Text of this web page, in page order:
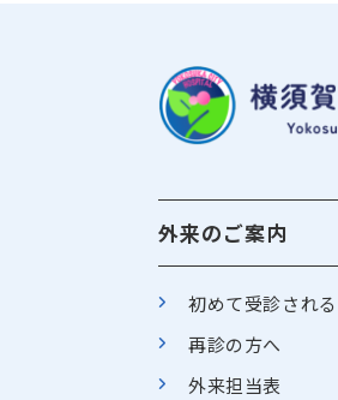
外来のご案内
初めて受診され
再診の方へ
外来担当表